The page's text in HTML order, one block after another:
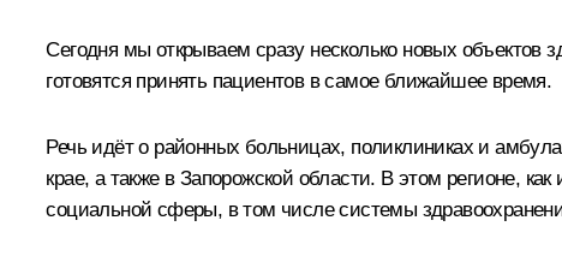
Сегодня мы открываем сразу несколько новых объектов
готовятся принять пациентов в самое ближайшее время.
Речь идёт о районных больницах, поликлиниках и
крае, а также в Запорожской области. В этом регионе,
социальной сферы, в том числе системы